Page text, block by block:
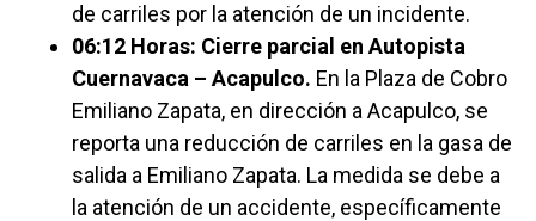
de carriles por la atención de un incidente.
06:12 Horas: Cierre parcial en Autopista
Cuernavaca – Acapulco. En la Plaza de Cobro
Emiliano Zapata, en dirección a Acapulco, se
reporta una reducción de carriles en la gasa de
salida a Emiliano Zapata. La medida se debe a
la atención de un accidente, específicamente